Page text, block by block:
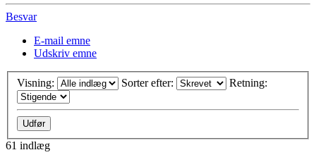
Besvar
E-mail emne
Udskriv emne
Visning: Sorter efter: Retning:
61 indlæg